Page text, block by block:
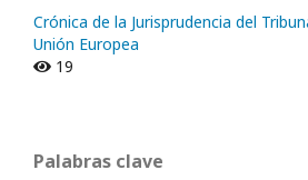
Crónica de la Jurisprudencia del
Unión Europea
19
Palabras clave